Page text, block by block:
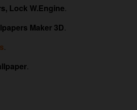
Lock W.Engine.
Maker 3D.
.
.